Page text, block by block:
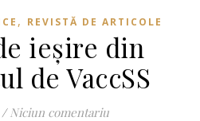
, REVISTĂ DE ARTICOLE
ieșire din
de VaccSS
/ Niciun comentariu